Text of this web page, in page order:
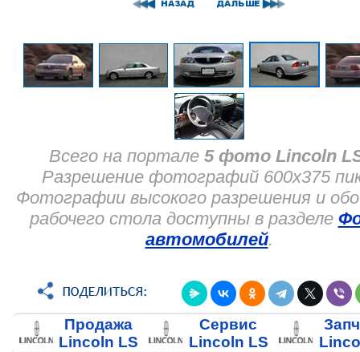
Всего на портале 5 фото Lincoln
Разрешение фотографий 600x375
Фотографии высокого разрешения и
рабочего стола доступны в разделе
автомобилей.
Продажа
Lincoln LS
Сервис
Lincoln LS